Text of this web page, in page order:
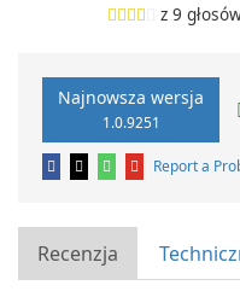
z 9
Najnowsza wersja
1.0.9251
Report a
Recenzja